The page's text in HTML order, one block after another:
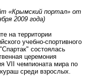
«Крымский портал» от
2009 года)
на территории
учебно-спортивного
состоялась
церемония
VII чемпионата мира по
среди взрослых.